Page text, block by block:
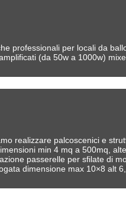
professionali per locali da
(da 50w a 1000w)
realizzare palcoscenici e
min 4 mq a 500mq,
passerelle per sfilate di
dimensione max 10×8 alt